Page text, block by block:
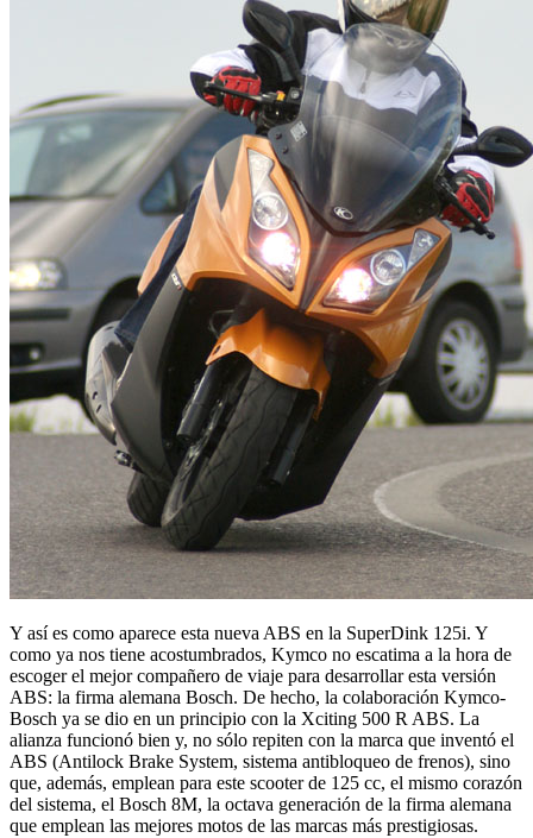
Y así es como aparece esta nueva ABS en la SuperDink 125i. Y
como ya nos tiene acostumbrados, Kymco no escatima a la hora de
escoger el mejor compañero de viaje para desarrollar esta versión
ABS: la firma alemana Bosch. De hecho, la colaboración Kymco-
Bosch ya se dio en un principio con la Xciting 500 R ABS. La
alianza funcionó bien y, no sólo repiten con la marca que inventó el
ABS (Antilock Brake System, sistema antibloqueo de frenos), sino
que, además, emplean para este scooter de 125 cc, el mismo corazón
del sistema, el Bosch 8M, la octava generación de la firma alemana
que emplean las mejores motos de las marcas más prestigiosas.